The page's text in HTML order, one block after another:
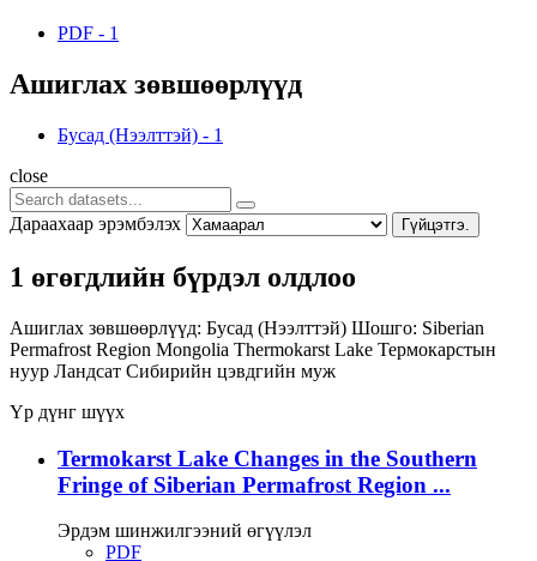
PDF - 1
Ашиглах зөвшөөрлүүд
Бусад (Нээлттэй) - 1
close
Дараахаар эрэмбэлэх Гүйцэтгэ.
1 өгөгдлийн бүрдэл олдлоо
Ашиглах зөвшөөрлүүд: Бусад (Нээлттэй) Шошго: Siberian
Permafrost Region Mongolia Thermokarst Lake Термокарстын
нуур Ландсат Сибирийн цэвдгийн муж
Үр дүнг шүүх
Termokarst Lake Changes in the Southern
Fringe of Siberian Permafrost Region ...
Эрдэм шинжилгээний өгүүлэл
PDF